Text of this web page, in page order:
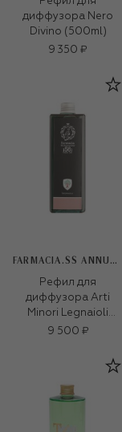
диффузора Nero
Divino (500ml)
9 350 ₽
FARMACIA.SS ANNUNZIATA 1561
Рефил для
диффузора Arti
Minori Legnaioli
(500ml)
9 500 ₽